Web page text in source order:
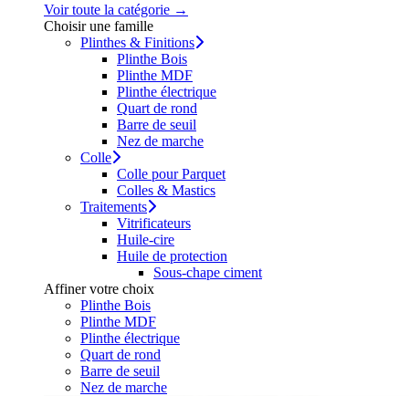
Voir toute la catégorie →
Choisir une famille
Plinthes & Finitions
Plinthe Bois
Plinthe MDF
Plinthe électrique
Quart de rond
Barre de seuil
Nez de marche
Colle
Colle pour Parquet
Colles & Mastics
Traitements
Vitrificateurs
Huile-cire
Huile de protection
Sous-chape ciment
Affiner votre choix
Plinthe Bois
Plinthe MDF
Plinthe électrique
Quart de rond
Barre de seuil
Nez de marche